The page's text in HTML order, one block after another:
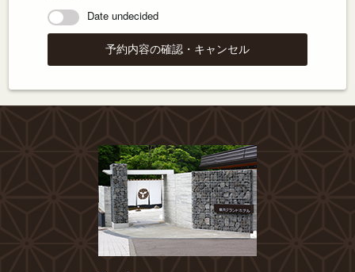
Date undecided
予約内容の確認・キャンセル